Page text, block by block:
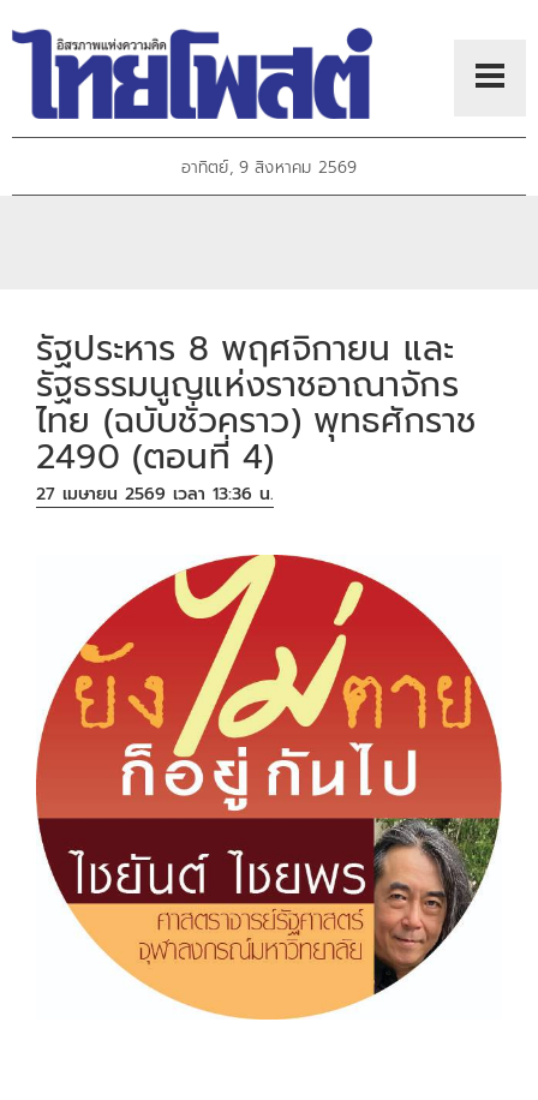
อาทิตย์, 9 สิงหาคม 2569
รัฐประหาร 8 พฤศจิกายน และ
รัฐธรรมนูญแห่งราชอาณาจักร
ไทย (ฉบับชั่วคราว) พุทธศักราช
2490 (ตอนที่ 4)
27 เมษายน 2569 เวลา 13:36 น.